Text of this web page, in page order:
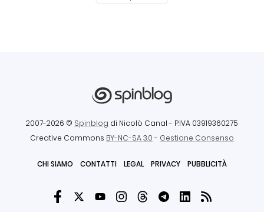
2007-2026 © Spinblog di Nicolò Canal - P.IVA 03919360275
Creative Commons BY-NC-SA 3.0- Gestione Consenso
CHI SIAMO CONTATTI LEGAL PRIVACY PUBBLICITÀ